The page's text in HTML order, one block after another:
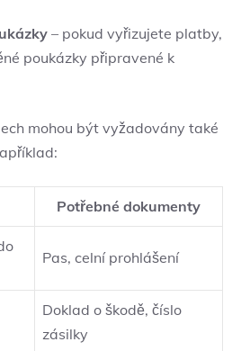
– pokud vyřizujete platby,
poukázky připravené k
mohou být vyžadovány také
Potřebné dokumenty
Pas, celní prohlášení
Doklad o škodě, číslo
zásilky